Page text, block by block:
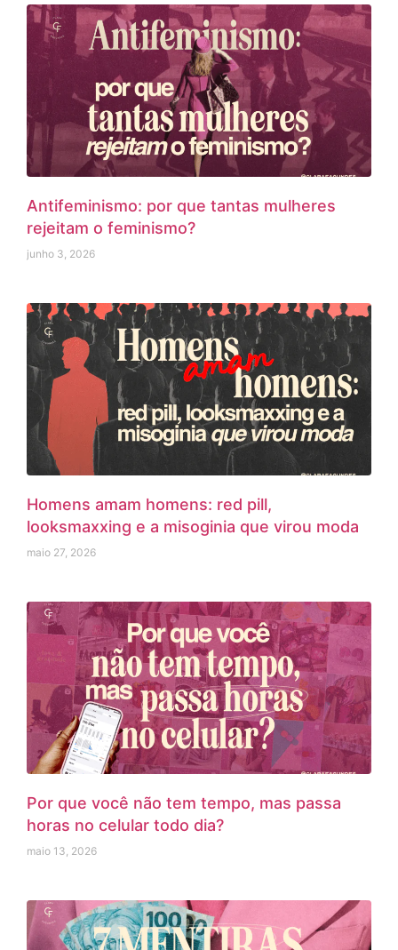
Antifeminismo: por que tantas mulheres
rejeitam o feminismo?
junho 3, 2026
Homens amam homens: red pill,
looksmaxxing e a misoginia que virou moda
maio 27, 2026
Por que você não tem tempo, mas passa
horas no celular todo dia?
maio 13, 2026